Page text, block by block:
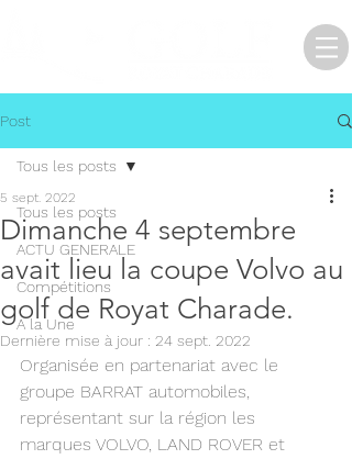
Post
Tous les posts
ACTU GENERALE
Compétitions
A la Une
Tous les posts
Dimanche 4 septembre
avait lieu la coupe Volvo au
golf de Royat Charade.
5 sept. 2022
Dernière mise à jour : 24 sept. 2022
Organisée en partenariat avec le
groupe BARRAT automobiles,
représentant sur la région les
marques VOLVO, LAND ROVER et